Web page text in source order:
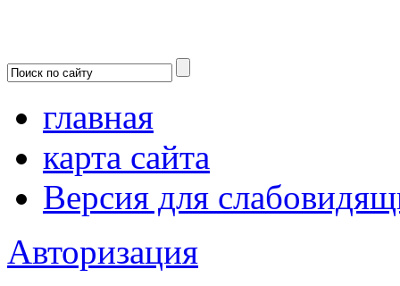
главная
карта сайта
Версия для
Авторизация